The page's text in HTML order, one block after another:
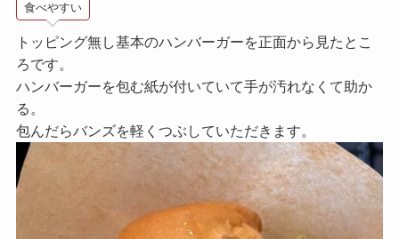
食べやすい
トッピング無し基本のハンバーガーを正面から見たとこ
ろです。
ハンバーガーを包む紙が付いていて手が汚れなくて助か
る。
包んだらバンズを軽くつぶしていただきます。